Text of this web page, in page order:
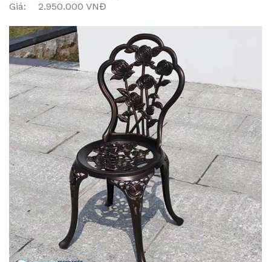
Giá: 2.950.000 VNĐ